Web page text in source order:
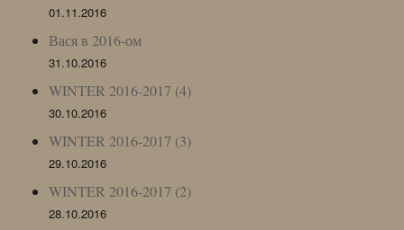
01.11.2016
Вася в 2016-ом
31.10.2016
WINTER 2016-2017 (4)
30.10.2016
WINTER 2016-2017 (3)
29.10.2016
WINTER 2016-2017 (2)
28.10.2016